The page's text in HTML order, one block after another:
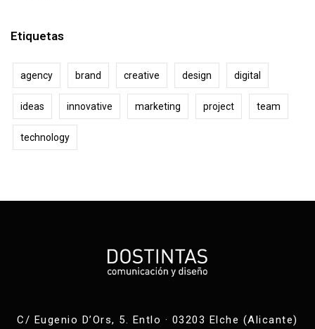
Etiquetas
agency brand creative design digital
ideas innovative marketing project team
technology
C/ Eugenio D’Ors, 5. Entlo · 03203 Elche (Alicante)